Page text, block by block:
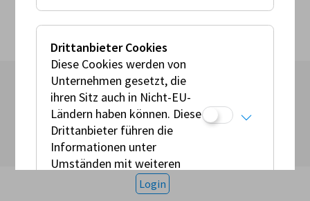
Login
Presse
Datenschutz Kontakt
Cookies
AMF auf Instagram
Drittanbieter Cookies
Diese Cookies werden von
Unternehmen gesetzt, die
ihren Sitz auch in Nicht-EU-
Ländern haben können. Diese
Drittanbieter führen die
Informationen unter
Umständen mit weiteren
Daten zusammen.